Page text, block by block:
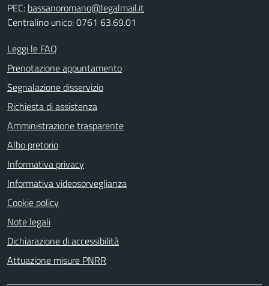
PEC: bassanoromano@legalmail.it
Centralino unico: 0761 63.69.01
Leggi le FAQ
Prenotazione appuntamento
Segnalazione disservizio
Richiesta di assistenza
Amministrazione trasparente
Albo pretorio
Informativa privacy
Informativa videosorveglianza
Cookie policy
Note legali
Dichiarazione di accessibilità
Attuazione misure PNRR